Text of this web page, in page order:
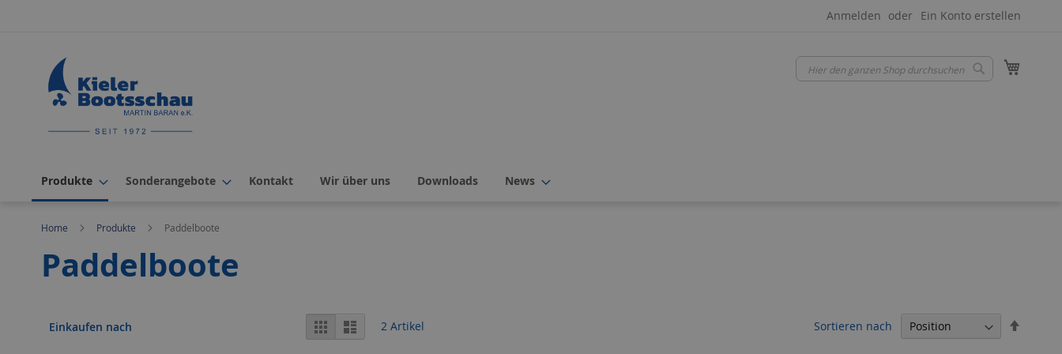
Anmelden Ein Konto erstellen
Suche
Produkte Sonderangebote Kontakt Wir über uns Downloads News
Home Produkte Paddelboote
Paddelboote
Ansicht
als
RasterListe 2Artikel Sortieren nach
Einkaufen nach